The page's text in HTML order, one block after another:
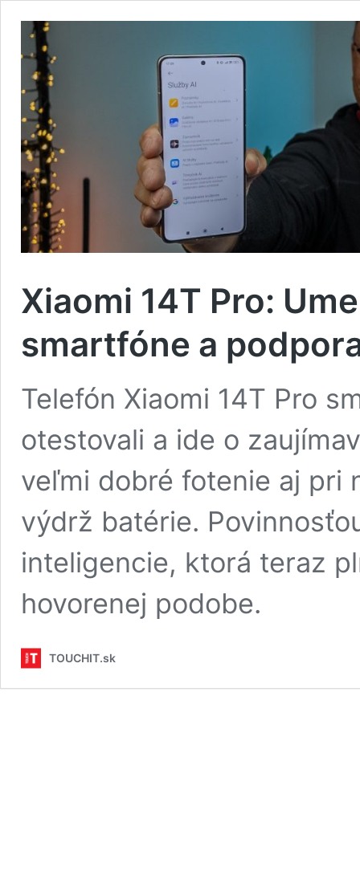
Xiaomi 14T Pro:
smartfóne a
Telefón Xiaomi 14T Pro
otestovali a ide o
veľmi dobré fotenie aj pri
výdrž batérie.
inteligencie, ktorá teraz
hovorenej podobe.
TOUCHIT.sk